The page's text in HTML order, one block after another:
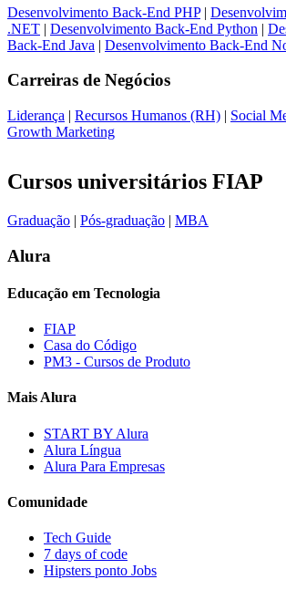
Desenvolvimento Back-End PHP|
.NET | Desenvolvimento Back-End Python |
Back-End Java | Desenvolvimento Back-End
Carreiras de Negócios
Liderança | Recursos Humanos (RH) | Social
Growth Marketing
Cursos universitários FIAP
Graduação | Pós-graduação | MBA
Alura
Educação em Tecnologia
FIAP
Casa do Código
PM3 - Cursos de Produto
Mais Alura
START BY Alura
Alura Língua
Alura Para Empresas
Comunidade
Tech Guide
7 days of code
Hipsters ponto Jobs